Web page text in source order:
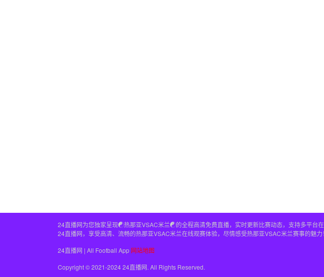
24直播网为您独家呈现☯️热那亚VSAC米兰☯️的全程高清免费直播，实时更新比赛动态，支持多平台
24直播网，享受高清、流畅的热那亚VSAC米兰在线观赛体验，尽情感受热那亚VSAC米兰赛事的魅力！
24直播网 | All Football App 网站地图
Copyright © 2021-2024 24直播网. All Rights Reserved.